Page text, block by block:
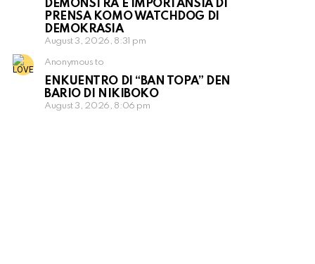
DEMONSTRÁ E IMPORTANSIA DI
PRENSA KOMO WATCHDOG DI
DEMOKRASIA
August 3, 2026, 8:31 pm
Anonymous to
ENKUENTRO DI “BAN TOPA” DEN
BARIO DI NIKIBOKO
August 3, 2026, 8:06 pm